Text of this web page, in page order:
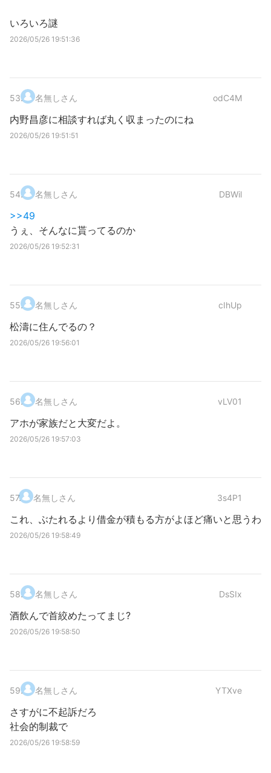
いろいろ謎
2026/05/26 19:51:36
53. 名無しさん odC4M
内野昌彦に相談すれば丸く収まったのにね
2026/05/26 19:51:51
54. 名無しさん DBWil
>>49
うぇ、そんなに貰ってるのか
2026/05/26 19:52:31
55. 名無しさん cIhUp
松濤に住んでるの？
2026/05/26 19:56:01
56. 名無しさん vLV01
アホが家族だと大変だよ。
2026/05/26 19:57:03
57. 名無しさん 3s4P1
これ、ぶたれるより借金が積もる方がよほど痛いと思うわ
2026/05/26 19:58:49
58. 名無しさん DsSIx
酒飲んで首絞めたってまじ?
2026/05/26 19:58:50
59. 名無しさん YTXve
さすがに不起訴だろ
社会的制裁で
2026/05/26 19:58:59